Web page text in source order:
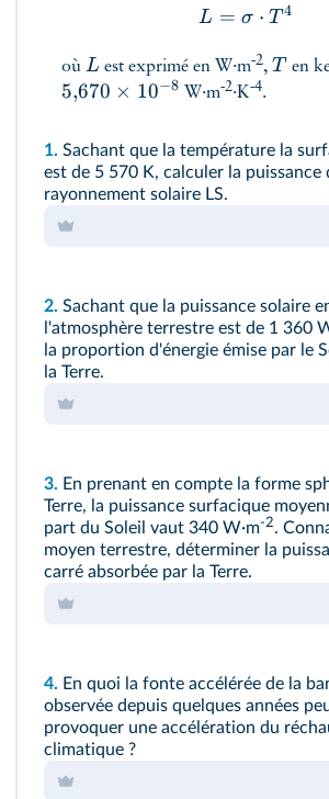
L = σ ⋅ T4
où L est exprimé en W·m‑2, T en
5,670 × 10−8 W·m‑2·K‑4.
1. Sachant que la température la
est de 5 570 K, calculer la puissance
rayonnement solaire LS.
2. Sachant que la puissance solaire
l'atmosphère terrestre est de 1 360
la proportion d'énergie émise par le
la Terre.
3. En prenant en compte la forme
Terre, la puissance surfacique
part du Soleil vaut 340 W·m-2.
moyen terrestre, déterminer la
carré absorbée par la Terre.
4. En quoi la fonte accélérée de la
observée depuis quelques années
provoquer une accélération du
climatique ?